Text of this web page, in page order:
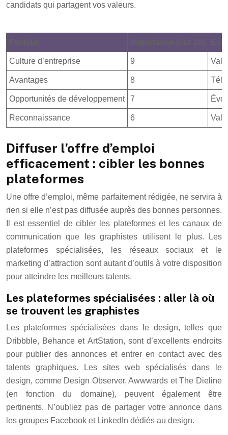
candidats qui partagent vos valeurs.
Culture d’entreprise 9
Avantages 8
Opportunités de développement 7
Reconnaissance 6
Diffuser l’offre d’emploi
efficacement : cibler les bonnes
plateformes
Une offre d’emploi, même parfaitement rédigée, ne servira à
rien si elle n’est pas diffusée auprès des bonnes personnes.
Il est essentiel de cibler les plateformes et les canaux de
communication que les graphistes utilisent le plus. Les
plateformes spécialisées, les réseaux sociaux et le
marketing d’attraction sont autant d’outils à votre disposition
pour atteindre les meilleurs talents.
Les plateformes spécialisées : aller là où
se trouvent les graphistes
Les plateformes spécialisées dans le design, telles que
Dribbble, Behance et ArtStation, sont d’excellents endroits
pour publier des annonces et entrer en contact avec des
talents graphiques. Les sites web spécialisés dans le
design, comme Design Observer, Awwwards et The Dieline
(en fonction du domaine), peuvent également être
pertinents. N’oubliez pas de partager votre annonce dans
les groupes Facebook et LinkedIn dédiés au design.